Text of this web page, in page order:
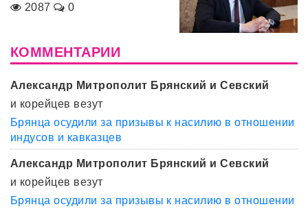
2087
0
КОММЕНТАРИИ
Александр Митрополит Брянский и Севский
и корейцев везут
Брянца осудили за призывы к насилию в отношении
индусов и кавказцев
Александр Митрополит Брянский и Севский
и корейцев везут
Брянца осудили за призывы к насилию в отношении